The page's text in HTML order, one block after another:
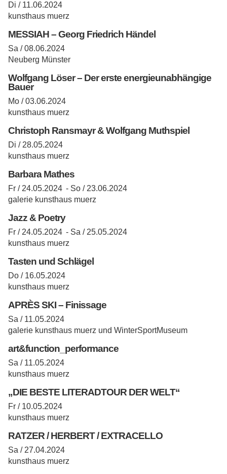
Di / 11.06.2024
kunsthaus muerz
MESSIAH – Georg Friedrich Händel
Sa / 08.06.2024
Neuberg Münster
Wolfgang Löser – Der erste energieunabhängige
Bauer
Mo / 03.06.2024
kunsthaus muerz
Christoph Ransmayr & Wolfgang Muthspiel
Di / 28.05.2024
kunsthaus muerz
Barbara Mathes
Fr / 24.05.2024 - So / 23.06.2024
galerie kunsthaus muerz
Jazz & Poetry
Fr / 24.05.2024 - Sa / 25.05.2024
kunsthaus muerz
Tasten und Schlägel
Do / 16.05.2024
kunsthaus muerz
APRÈS SKI – Finissage
Sa / 11.05.2024
galerie kunsthaus muerz und WinterSportMuseum
art&function_performance
Sa / 11.05.2024
kunsthaus muerz
„DIE BESTE LITERADTOUR DER WELT“
Fr / 10.05.2024
kunsthaus muerz
RATZER / HERBERT / EXTRACELLO
Sa / 27.04.2024
kunsthaus muerz